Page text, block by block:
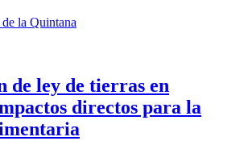
la Quintana
de ley de tierras en
directos para la